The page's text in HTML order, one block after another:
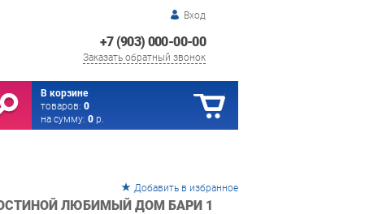
Вход
+7 (903) 000-00-00
Заказать обратный звонок
В корзине
товаров: 0
на сумму: 0 р.
Добавить в избранное
ЛЮБИМЫЙ ДОМ БАРИ 1